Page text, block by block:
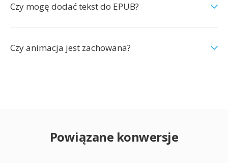
Czy mogę dodać tekst do EPUB?
Czy animacja jest zachowana?
Powiązane konwersje